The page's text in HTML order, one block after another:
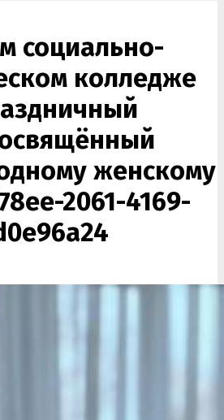
социально-
колледже
женскому
2061-4169-